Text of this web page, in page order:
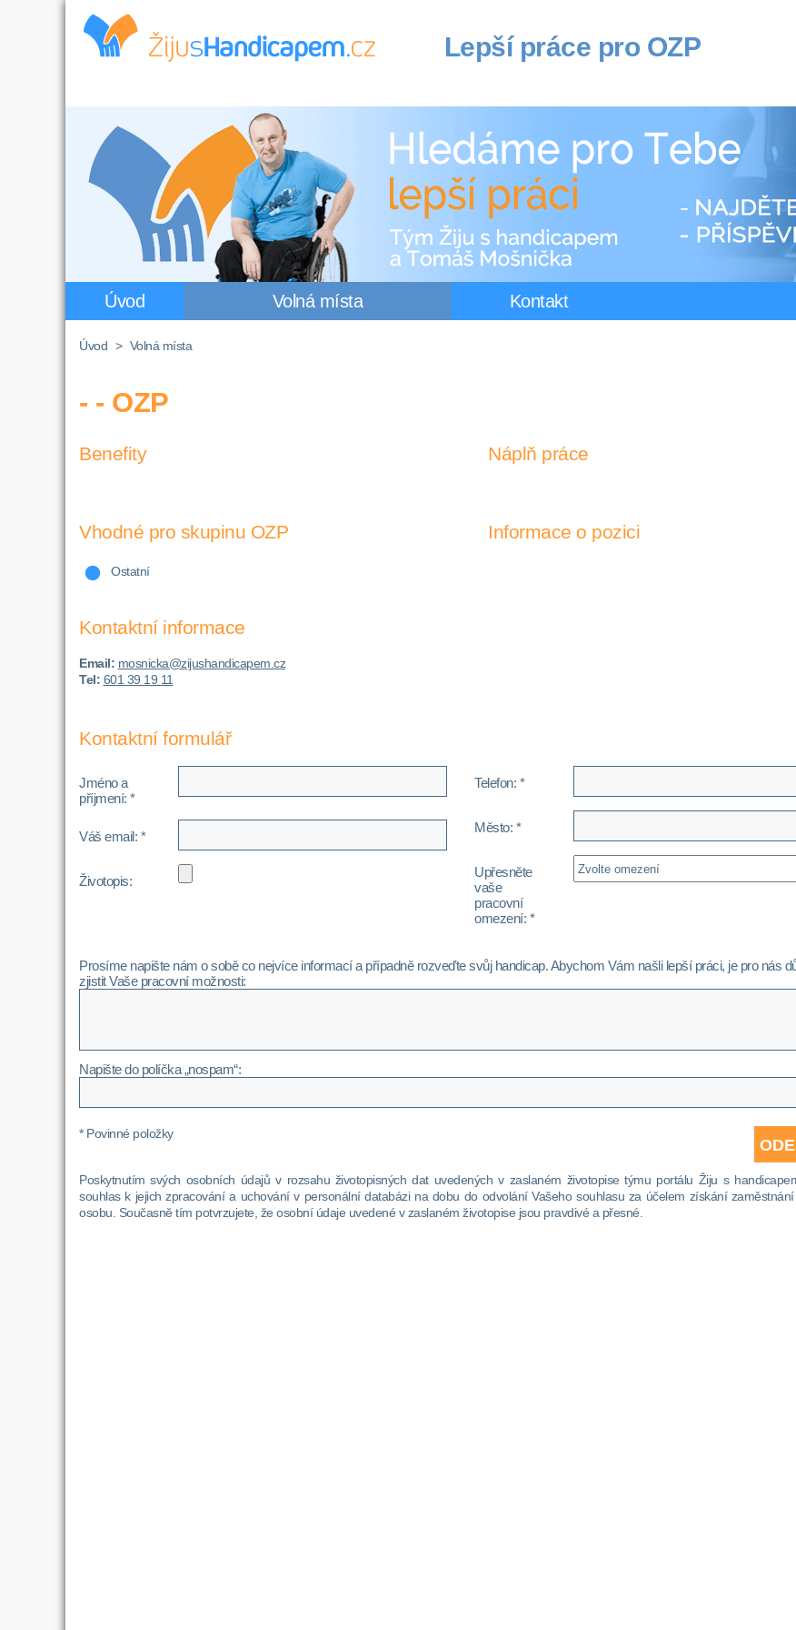
Lepší práce pro OZP
Úvod Volná místa Kontakt
Úvod > Volná místa
- - OZP
Benefity Náplň práce
Vhodné pro skupinu OZP
Ostatní
Informace o pozici
Kontaktní informace
Email: mosnicka@zijushandicapem.cz
Tel: 601 39 19 11
Kontaktní formulář
Jméno a
příjmení: *
Váš email: *
Životopis:
Telefon: *
Město: *
Upřesněte
vaše
pracovní
omezení: *
Prosíme napište nám o sobě co nejvíce informací a případně rozveďte svůj handicap. Abychom Vám našli lepší práci, je pro nás
zjistit Vaše pracovní možnosti:
Napište do políčka „nospam“:
* Povinné položky
Poskytnutím svých osobních údajů v rozsahu životopisných dat uvedených v zaslaném životopise týmu portálu Žiju s
souhlas k jejich zpracování a uchování v personální databázi na dobu do odvolání Vašeho souhlasu za účelem získání
osobu. Současně tím potvrzujete, že osobní údaje uvedené v zaslaném životopise jsou pravdivé a přesné.